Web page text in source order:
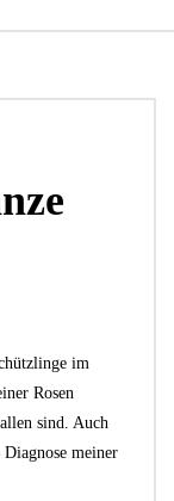
im
Rosen
sind. Auch
meiner